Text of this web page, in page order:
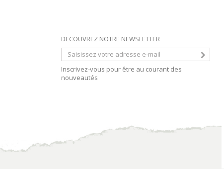
DECOUVREZ NOTRE NEWSLETTER
Inscrivez-vous pour être au courant des
nouveautés